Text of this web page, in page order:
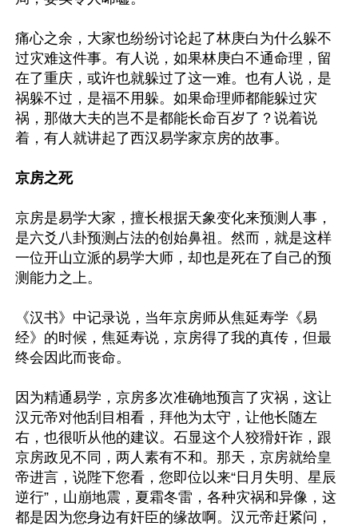
痛心之余，大家也纷纷讨论起了林庚白为什么躲不
过灾难这件事。有人说，如果林庚白不通命理，留
在了重庆，或许也就躲过了这一难。也有人说，是
祸躲不过，是福不用躲。如果命理师都能躲过灾
祸，那做大夫的岂不是都能长命百岁了？说着说
着，有人就讲起了西汉易学家京房的故事。
京房之死
京房是易学大家，擅长根据天象变化来预测人事，
是六爻八卦预测占法的创始鼻祖。然而，就是这样
一位开山立派的易学大师，却也是死在了自己的预
测能力之上。
《汉书》中记录说，当年京房师从焦延寿学《易
经》的时候，焦延寿说，京房得了我的真传，但最
终会因此而丧命。
因为精通易学，京房多次准确地预言了灾祸，这让
汉元帝对他刮目相看，拜他为太守，让他长随左
右，也很听从他的建议。石显这个人狡猾奸诈，跟
京房政见不同，两人素有不和。那天，京房就给皇
帝进言，说陛下您看，您即位以来“日月失明、星辰
逆行”，山崩地震，夏霜冬雷，各种灾祸和异像，这
都是因为您身边有奸臣的缘故啊。汉元帝赶紧问，